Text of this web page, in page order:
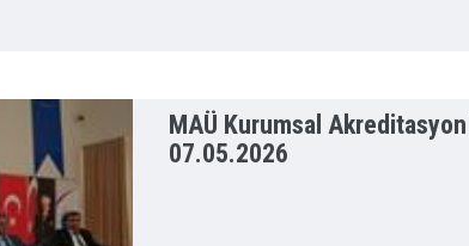
MAÜ Kurumsal
07.05.2026